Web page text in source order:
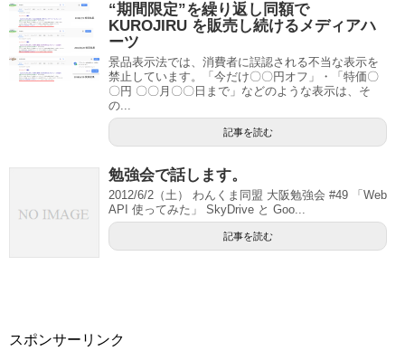
“期間限定”を繰り返し同額で
KUROJIRU を販売し続けるメディアハ
ーツ
景品表示法では、消費者に誤認される不当な表示を
禁止しています。「今だけ〇〇円オフ」・「特価〇
〇円 〇〇月〇〇日まで」などのような表示は、そ
の...
記事を読む
勉強会で話します。
2012/6/2（土） わんくま同盟 大阪勉強会 #49 「Web
API 使ってみた」 SkyDrive と Goo...
記事を読む
スポンサーリンク